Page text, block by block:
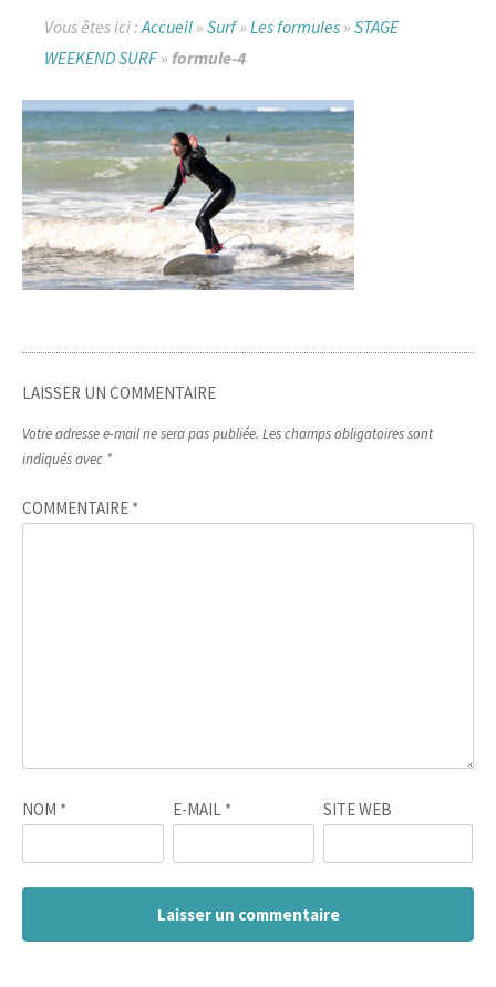
Vous êtes ici :Accueil» Surf» Les formules» STAGE
WEEKEND SURF» formule-4
LAISSER UN COMMENTAIRE
Votre adresse e-mail ne sera pas publiée. Les champs obligatoires sont
indiqués avec *
COMMENTAIRE *
NOM * E-MAIL * SITE WEB